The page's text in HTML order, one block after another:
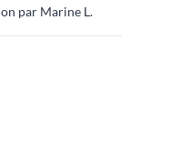
par Marine L.